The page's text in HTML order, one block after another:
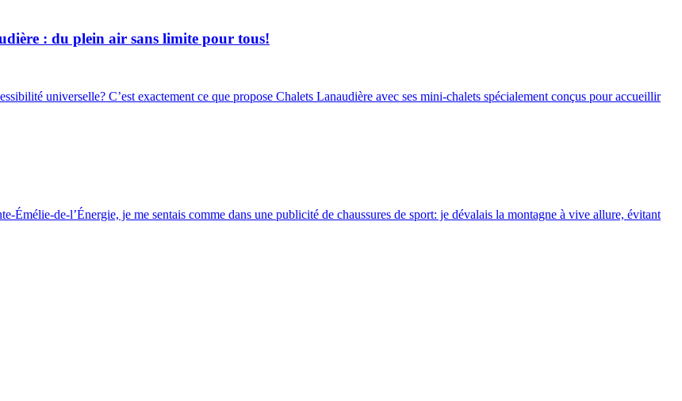
: du plein air sans limite pour tous!
universelle? C’est exactement ce que propose Chalets Lanaudière avec ses mini-chalets spécialement conçus pour accueillir
Émélie-de-l’Énergie, je me sentais comme dans une publicité de chaussures de sport: je dévalais la montagne à vive allure, évitant